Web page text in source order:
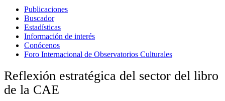
Publicaciones
Buscador
Estadísticas
Información de interés
Conócenos
Foro Internacional de Observatorios Culturales
Reflexión estratégica del sector del libro
de la CAE